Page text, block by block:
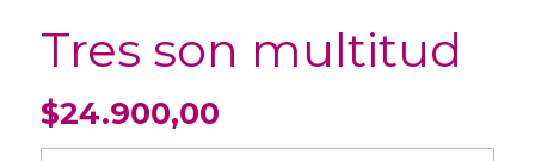
Tres son multitud
$24.900,00